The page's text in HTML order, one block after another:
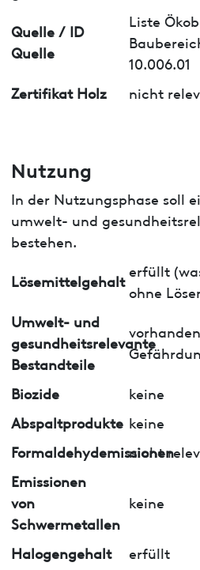
Quelle / ID
Quelle
Liste
10.006.01
Zertifikat Holz
nicht
Nutzung
In der Nutzungsphase soll
umwelt- und
bestehen.
Lösemittelgehalt
erfüllt
ohne
Umwelt- und
gesundheitsrelevante
Bestandteile
Biozide
keine
Abspaltprodukte keine
Formaldehydemissionen
nicht
Emissionen
von
Schwermetallen
keine
Halogengehalt
erfüllt